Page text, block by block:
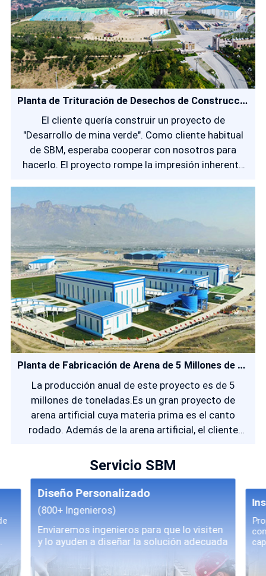
El cliente quería construir un proyecto de
"Desarrollo de mina verde". Como cliente habitual
de SBM, esperaba cooperar con nosotros para
hacerlo. El proyecto rompe la impresión inherente
desarrollo de la mina.
Planta de Trituración de Desechos de Construcción de 2 Millones de Toneladas Anuales
La producción anual de este proyecto es de 5
millones de toneladas.Es un gran proyecto de
arena artificial cuya materia prima es el canto
rodado. Además de la arena artificial, el cliente
de alta calidad.
Planta de Fabricación de Arena de 5 Millones de TPY
Servicio SBM
Diseño Personalizado
(800+ Ingenieros)
Enviaremos ingenieros para que lo visiten
y lo ayuden a diseñar la solución adecuada